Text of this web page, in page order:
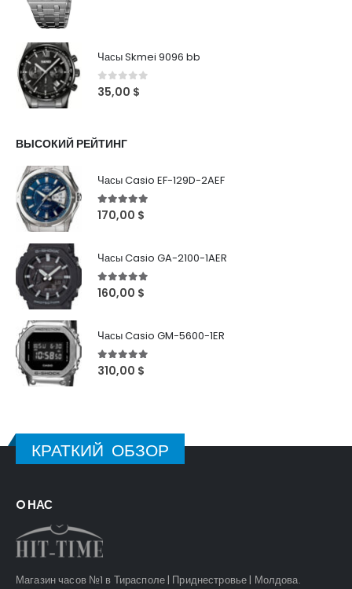
Часы Skmei 9096 bb
0out of 5
35,00 $
ВЫСОКИЙ РЕЙТИНГ
Часы Casio EF-129D-2AEF
5out of 5
170,00 $
Часы Casio GA-2100-1AER
5out of 5
160,00 $
Часы Casio GM-5600-1ER
5out of 5
310,00 $
КРАТКИЙ ОБЗОР
O НАС
Магазин часов №1 в Тирасполе | Приднестровье | Молдова.